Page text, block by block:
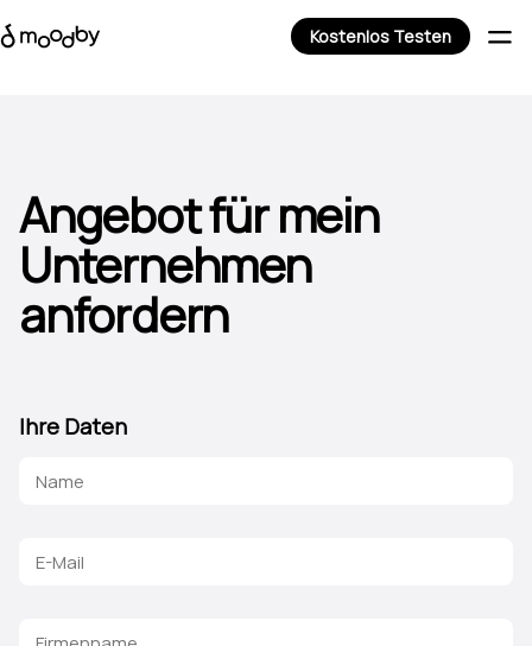
Kostenlos Testen
Angebot für mein
Unternehmen
anfordern
Ihre Daten